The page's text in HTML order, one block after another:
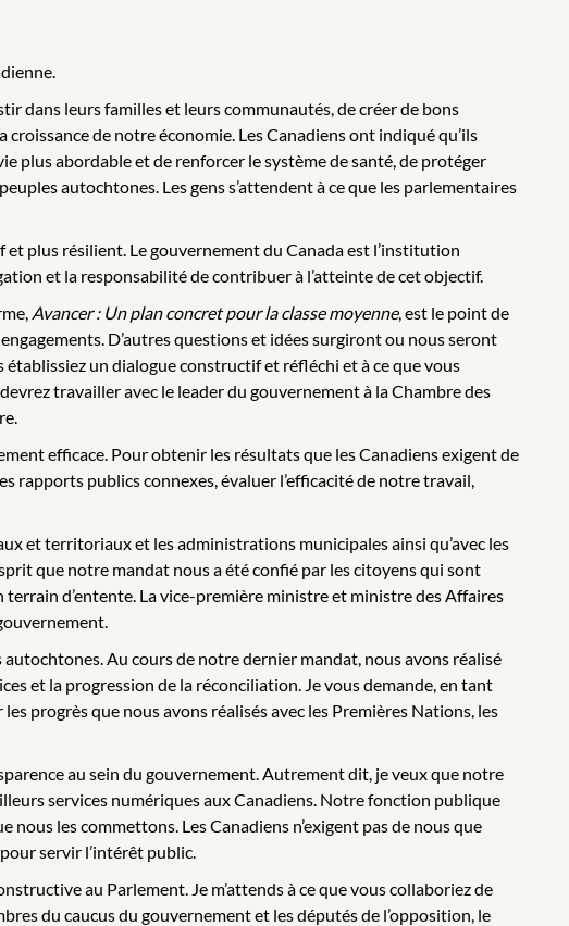
dans leurs familles et leurs communautés, de créer de bons
de notre économie. Les Canadiens ont indiqué qu’ils
plus abordable et de renforcer le système de santé, de protéger
autochtones. Les gens s’attendent à ce que les parlementaires
plus résilient. Le gouvernement du Canada est l’institution
et la responsabilité de contribuer à l’atteinte de cet objectif.
Avancer : Un plan concret pour la classe moyenne, est le point de
D’autres questions et idées surgiront ou nous seront
un dialogue constructif et réfléchi et à ce que vous
travailler avec le leader du gouvernement à la Chambre des
efficace. Pour obtenir les résultats que les Canadiens exigent de
rapports publics connexes, évaluer l’efficacité de notre travail,
et territoriaux et les administrations municipales ainsi qu’avec les
que notre mandat nous a été confié par les citoyens qui sont
d’entente. La vice-première ministre et ministre des Affaires
Au cours de notre dernier mandat, nous avons réalisé
et la progression de la réconciliation. Je vous demande, en tant
progrès que nous avons réalisés avec les Premières Nations, les
au sein du gouvernement. Autrement dit, je veux que notre
services numériques aux Canadiens. Notre fonction publique
les commettons. Les Canadiens n’exigent pas de nous que
servir l’intérêt public.
au Parlement. Je m’attends à ce que vous collaboriez de
du caucus du gouvernement et les députés de l’opposition, le